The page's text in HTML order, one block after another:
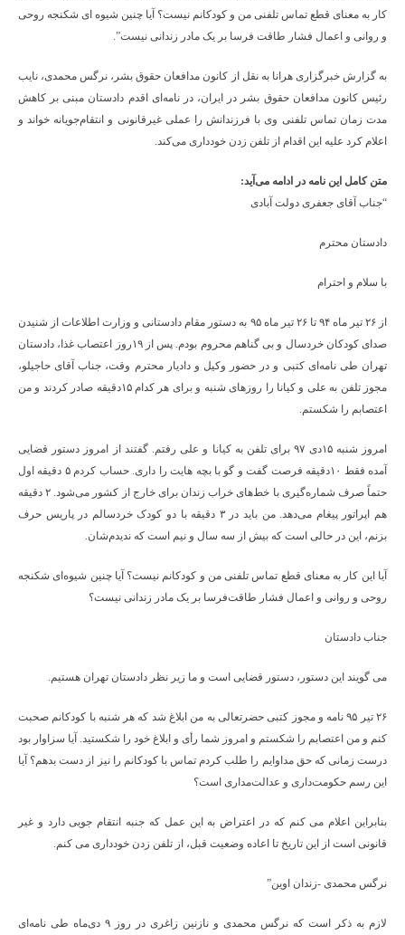
کار به معنای قطع تماس تلفنی من و کودکانم نیست؟ آیا چنین شیوه ای شکنجه روحی
و روانی و اعمال فشار طاقت فرسا بر یک مادر زندانی نیست”.
به گزارش خبرگزاری هرانا به نقل از کانون مدافعان حقوق بشر، نرگس محمدی، نایب
رئیس کانون مدافعان حقوق بشر در ایران، در نامه‌ای اقدم دادستان مبنی بر کاهش
مدت زمان تماس تلفنی وی با فرزندانش را عملی غیرقانونی و انتقام‌جویانه خواند و
اعلام کرد علیه این اقدام از تلفن زدن خودداری می‌کند.
متن کامل این نامه در ادامه می‌آید:
“جناب آقای جعفری دولت آبادی
دادستان محترم
با سلام و احترام
از ۲۶ تیر ماه ۹۴ تا ۲۶ تیر ماه ۹۵ به دستور مقام دادستانی و وزارت اطلاعات از شنیدن
صدای کودکان خردسال و بی گناهم محروم بودم. پس از ۱۹روز اعتصاب غذا، دادستان
تهران طی نامه‌ای کتبی و در حضور وکیل و دادیار محترم وقت، جناب آقای حاجیلو،
مجوز تلفن به علی و کیانا را روزهای شنبه و برای هر کدام ۱۵دقیقه صادر کردند و من
اعتصابم را شکستم.
امروز شنبه ۱۵دی ۹۷ برای تلفن به کیانا و علی رفتم. گفتند از امروز دستور قضایی
آمده فقط ۱۰دقیقه فرصت گفت و گو با بچه هایت را داری. حساب کردم ۵ دقیقه اول
حتماً صرف شماره‌گیری با خط‌های خراب زندان برای خارج از کشور می‌شود. ۲ دقیقه
هم اپراتور پیغام می‌دهد. من باید در ۳ دقیقه با دو کودک خردسالم در پاریس حرف
بزنم، این در حالی است که بیش از سه سال و نیم است که ندیدم‌شان.
آیا این کار به معنای قطع تماس تلفنی من و کودکانم نیست؟ آیا چنین شیوه‌ای شکنجه
روحی و روانی و اعمال فشار طاقت‌فرسا بر یک مادر زندانی نیست؟
جناب دادستان
می گویند این دستور، دستور قضایی است و ما زیر نظر دادستان تهران هستیم.
۲۶ تیر ۹۵ نامه و مجوز کتبی حضرتعالی به من ابلاغ شد که هر شنبه با کودکانم صحبت
کنم و من اعتصابم را شکستم و امروز شما رأی و ابلاغ خود را شکستید. آیا سزاوار بود
درست زمانی که حق مداوایم را طلب کردم تماس با کودکانم را نیز از دست بدهم؟ آیا
این رسم حکومت‌داری و عدالت‌مداری است؟
بنابراین اعلام می کنم که در اعتراض به این عمل که جنبه انتقام جویی دارد و غیر
قانونی است از این تاریخ تا اعاده وضعیت قبل، از تلفن زدن خودداری می کنم.
نرگس محمدی -زندان اوین”
لازم به ذکر است که نرگس محمدی و نازنین زاغری در روز ۹ دی‌ماه طی نامه‌ای